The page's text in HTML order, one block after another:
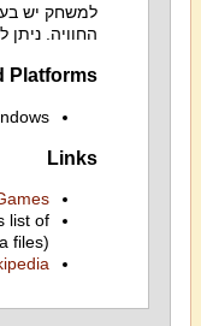
למשחק יש
החוויה.
Platforms
Links
list of
files)